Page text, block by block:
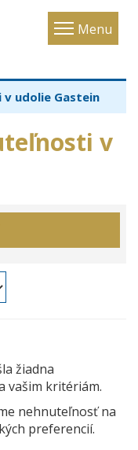
Menu
Toggle
udolie Gastein
v
žiadna
vašim kritériám.
nehnuteľnosť na
preferencií.